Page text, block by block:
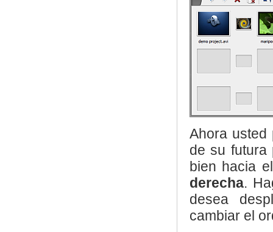
Ahora usted
de su
bien hacia
derecha.
desea
cambiar el